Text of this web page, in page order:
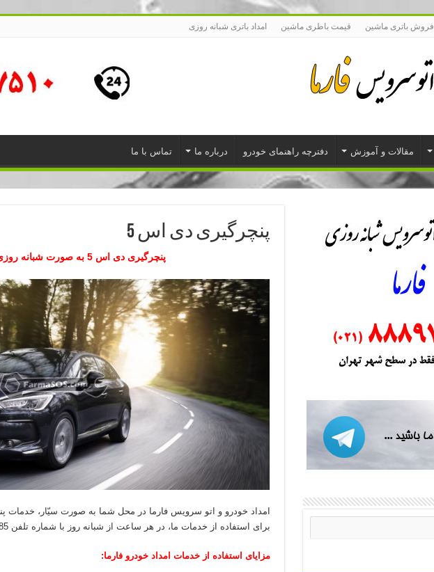
فروش باتری ماشین قیمت باطری ماشین امداد باتری شبانه روزی
مقالات و آموزش دفترچه راهنمای خودرو درباره ما تماس با ما
پنچرگیری دی اس 5
پنچرگیری دی اس 5 به صورت شبانه روزی در محل شما
امداد خودرو و اتو سرویس فارما در محل شما به صورت سیّار، خدمات
برای استفاده از خدمات ما، در هر ساعت از شبانه روز با شماره تلفن 02188862085 تماس حاصل فرمایید.
مزایای استفاده از خدمات امداد خودرو فارما: